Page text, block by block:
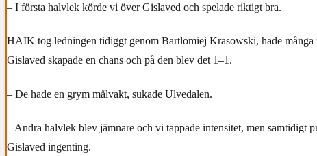
– I första halvlek körde vi över Gislaved och spelade riktigt bra.
HAIK tog ledningen tidiggt genom Bartlomiej Krasowski, hade många
Gislaved skapade en chans och på den blev det 1–1.
– De hade en grym målvakt, sukade Ulvedalen.
– Andra halvlek blev jämnare och vi tappade intensitet, men samtidigt
Gislaved ingenting.